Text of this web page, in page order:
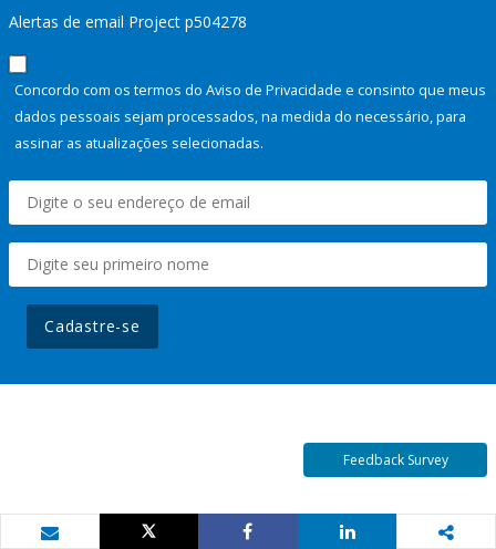
Alertas de email Project p504278
Concordo com os termos do Aviso de Privacidade e consinto que meus
dados pessoais sejam processados, na medida do necessário, para
assinar as atualizações selecionadas.
Cadastre-se
Feedback Survey